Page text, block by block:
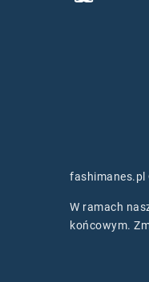
fashimanes.pl
W ramach
końcowym.